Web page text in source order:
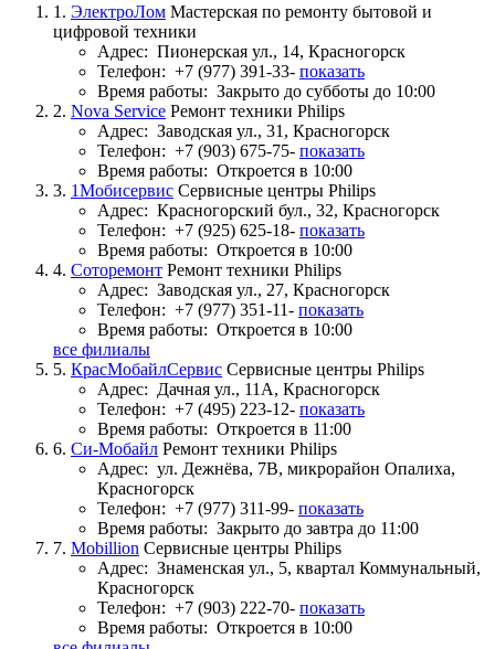
1. ЭлектроЛом Мастерская по ремонту бытовой и
цифровой техники
Адрес: Пионерская ул., 14, Красногорск
Телефон: +7 (977) 391-33- показать
Время работы: Закрыто до субботы до 10:00
2. Nova Service Ремонт техники Philips
Адрес: Заводская ул., 31, Красногорск
Телефон: +7 (903) 675-75- показать
Время работы: Откроется в 10:00
3. 1Мобисервис Сервисные центры Philips
Адрес: Красногорский бул., 32, Красногорск
Телефон: +7 (925) 625-18- показать
Время работы: Откроется в 10:00
4. Соторемонт Ремонт техники Philips
Адрес: Заводская ул., 27, Красногорск
Телефон: +7 (977) 351-11- показать
Время работы: Откроется в 10:00
все филиалы
5. КрасМобайлСервис Сервисные центры Philips
Адрес: Дачная ул., 11А, Красногорск
Телефон: +7 (495) 223-12- показать
Время работы: Откроется в 11:00
6. Си-Мобайл Ремонт техники Philips
Адрес: ул. Дежнёва, 7В, микрорайон Опалиха,
Красногорск
Телефон: +7 (977) 311-99- показать
Время работы: Закрыто до завтра до 11:00
7. Mobillion Сервисные центры Philips
Адрес: Знаменская ул., 5, квартал Коммунальный,
Красногорск
Телефон: +7 (903) 222-70- показать
Время работы: Откроется в 10:00